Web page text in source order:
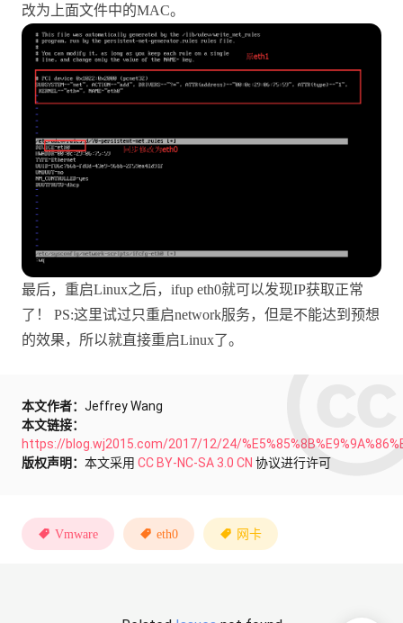
改为上面文件中的MAC。
最后，重启Linux之后，ifup eth0就可以发现IP获取正常
了！ PS:这里试过只重启network服务，但是不能达到预想
的效果，所以就直接重启Linux了。
本文作者： Jeffrey Wang
本文链接：
https://blog.wj2015.com/2017/12/24/
版权声明： 本文采用 CC BY-NC-SA 3.0 CN 协议进行许可
Vmware eth0 网卡